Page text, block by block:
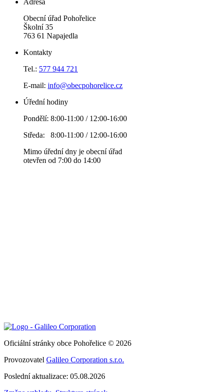
Adresa
Obecní úřad Pohořelice
Školní 35
763 61 Napajedla
Kontakty
Tel.: 577 944 721
E-mail: info@obecpohorelice.cz
Úřední hodiny
Pondělí: 8:00-11:00 / 12:00-16:00
Středa: 8:00-11:00 / 12:00-16:00
Mimo úřední dny je obecní úřad
otevřen od 7:00 do 14:00
Oficiální stránky obce Pohořelice © 2026
Provozovatel Galileo Corporation s.r.o.
Poslední aktualizace: 05.08.2026